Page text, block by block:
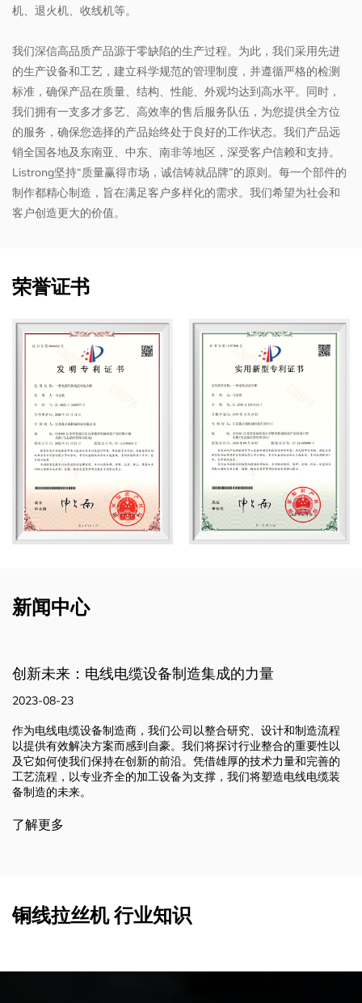
机、退火机、收线机等。
我们深信高品质产品源于零缺陷的生产过程。为此，我们采用先进
的生产设备和工艺，建立科学规范的管理制度，并遵循严格的检测
标准，确保产品在质量、结构、性能、外观均达到高水平。同时，
我们拥有一支多才多艺、高效率的售后服务队伍，为您提供全方位
的服务，确保您选择的产品始终处于良好的工作状态。我们产品远
销全国各地及东南亚、中东、南非等地区，深受客户信赖和支持。
Listrong坚持“质量赢得市场，诚信铸就品牌”的原则。每一个部件的
制作都精心制造，旨在满足客户多样化的需求。我们希望为社会和
客户创造更大的价值。
荣誉证书
新闻中心
流程
性以
善的
缆装
制造品质：先进技术和加工设备
2023-08-23
我们集研究、设计和制造工艺于一体，在强大的技术力量
备的支持下，使我们能够推动创新并提供有效的电线电缆
方案。我们致力于突破可能的界限，塑造行业的未来，并
不断变化的需求。请继续关注，我们将继续深耕电线电缆
行业。
铜线拉丝机 行业知识